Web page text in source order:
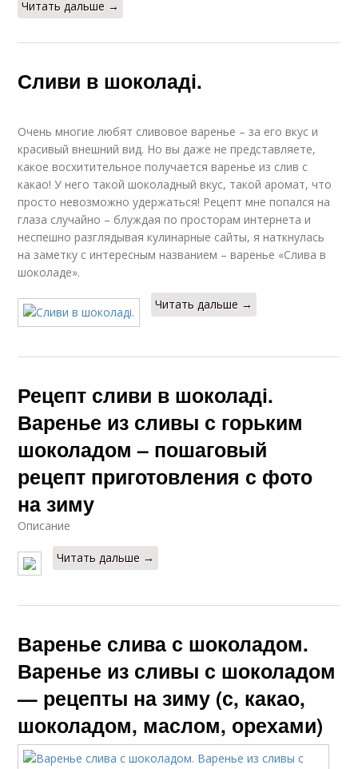
Читать дальше →
Сливи в шоколаді.
Очень многие любят сливовое варенье – за его вкус и
красивый внешний вид. Но вы даже не представляете,
какое восхитительное получается варенье из слив с
какао! У него такой шоколадный вкус, такой аромат, что
просто невозможно удержаться! Рецепт мне попался на
глаза случайно – блуждая по просторам интернета и
неспешно разглядывая кулинарные сайты, я наткнулась
на заметку с интересным названием – варенье «Слива в
шоколаде».
Читать дальше →
Рецепт сливи в шоколаді.
Варенье из сливы с горьким
шоколадом – пошаговый
рецепт приготовления с фото
на зиму
Описание
Читать дальше →
Варенье слива с шоколадом.
Варенье из сливы с шоколадом
— рецепты на зиму (с, какао,
шоколадом, маслом, орехами)